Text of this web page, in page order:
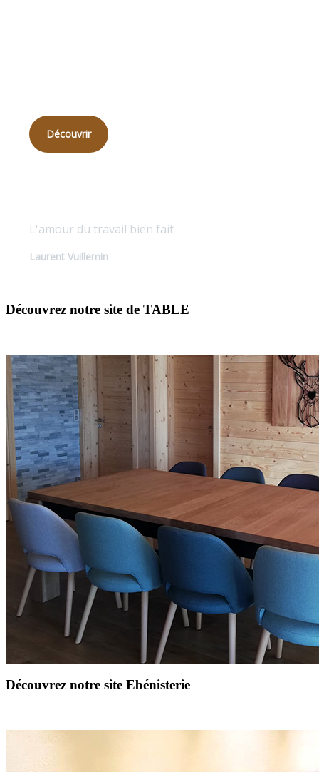
Découvrir
L'amour du travail bien fait
Laurent Vuillemin
Découvrez notre site de TABLE
Découvrez notre site Ebénisterie